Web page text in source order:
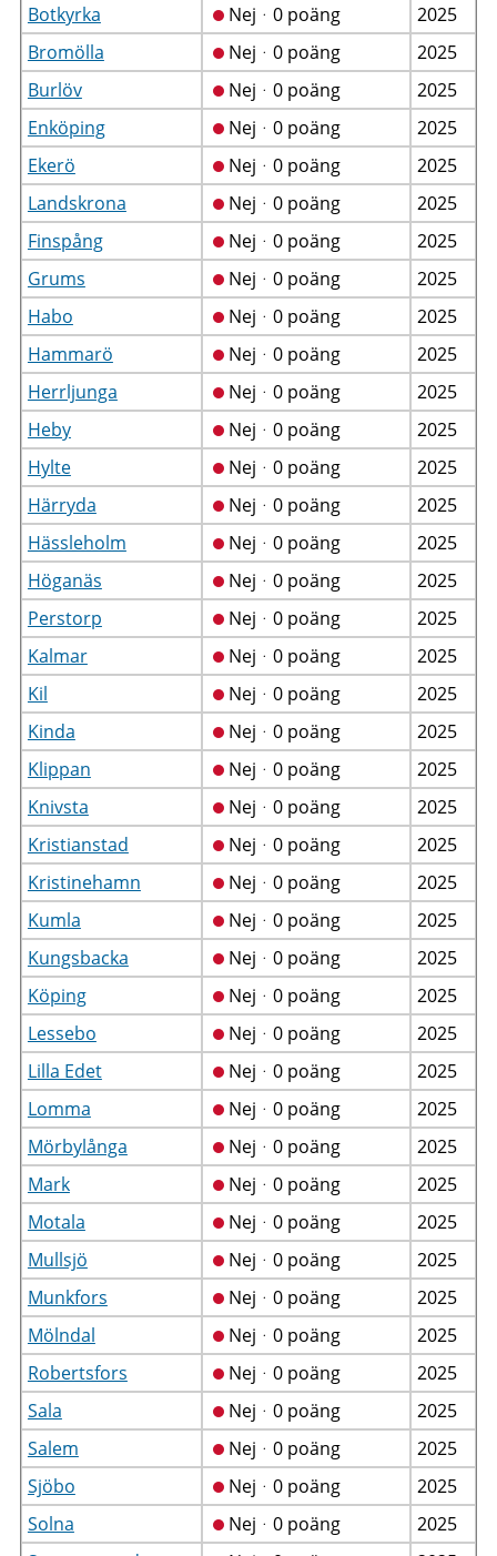
Botkyrka
Nejᆞ0 poäng
2025
Bromölla
Nejᆞ0 poäng
2025
Burlöv
Nejᆞ0 poäng
2025
Enköping
Nejᆞ0 poäng
2025
Ekerö
Nejᆞ0 poäng
2025
Landskrona
Nejᆞ0 poäng
2025
Finspång
Nejᆞ0 poäng
2025
Grums
Nejᆞ0 poäng
2025
Habo
Nejᆞ0 poäng
2025
Hammarö
Nejᆞ0 poäng
2025
Herrljunga
Nejᆞ0 poäng
2025
Heby
Nejᆞ0 poäng
2025
Hylte
Nejᆞ0 poäng
2025
Härryda
Nejᆞ0 poäng
2025
Hässleholm
Nejᆞ0 poäng
2025
Höganäs
Nejᆞ0 poäng
2025
Perstorp
Nejᆞ0 poäng
2025
Kalmar
Nejᆞ0 poäng
2025
Kil
Nejᆞ0 poäng
2025
Kinda
Nejᆞ0 poäng
2025
Klippan
Nejᆞ0 poäng
2025
Knivsta
Nejᆞ0 poäng
2025
Kristianstad
Nejᆞ0 poäng
2025
Kristinehamn
Nejᆞ0 poäng
2025
Kumla
Nejᆞ0 poäng
2025
Kungsbacka
Nejᆞ0 poäng
2025
Köping
Nejᆞ0 poäng
2025
Lessebo
Nejᆞ0 poäng
2025
Lilla Edet
Nejᆞ0 poäng
2025
Lomma
Nejᆞ0 poäng
2025
Mörbylånga
Nejᆞ0 poäng
2025
Mark
Nejᆞ0 poäng
2025
Motala
Nejᆞ0 poäng
2025
Mullsjö
Nejᆞ0 poäng
2025
Munkfors
Nejᆞ0 poäng
2025
Mölndal
Nejᆞ0 poäng
2025
Robertsfors
Nejᆞ0 poäng
2025
Sala
Nejᆞ0 poäng
2025
Salem
Nejᆞ0 poäng
2025
Sjöbo
Nejᆞ0 poäng
2025
Solna
Nejᆞ0 poäng
2025